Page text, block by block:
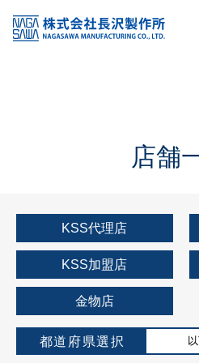
KSS加盟店・取扱店情報
店舗一覧
店舗
KSS代理店
KSS加盟店
金物店
都道府県選択